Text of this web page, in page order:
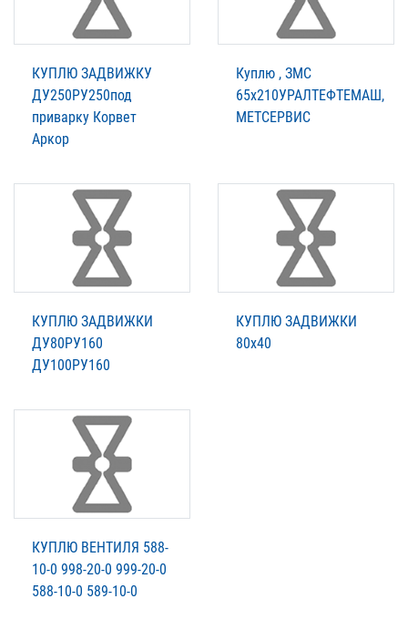
КУПЛЮ ЗАДВИЖКУ
ДУ250РУ250под
приварку Корвет
Аркор
Куплю , ЗМС
65х210УРАЛТЕФТЕМАШ,
МЕТСЕРВИС
КУПЛЮ ЗАДВИЖКИ
ДУ80РУ160
ДУ100РУ160
КУПЛЮ ЗАДВИЖКИ
80х40
КУПЛЮ ВЕНТИЛЯ 588-
10-0 998-20-0 999-20-0
588-10-0 589-10-0